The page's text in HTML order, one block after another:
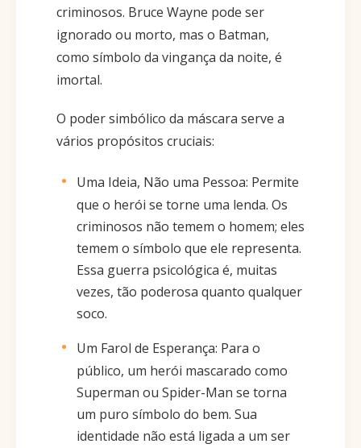
criminosos. Bruce Wayne pode ser
ignorado ou morto, mas o Batman,
como símbolo da vingança da noite, é
imortal.
O poder simbólico da máscara serve a
vários propósitos cruciais:
Uma Ideia, Não uma Pessoa: Permite
que o herói se torne uma lenda. Os
criminosos não temem o homem; eles
temem o símbolo que ele representa.
Essa guerra psicológica é, muitas
vezes, tão poderosa quanto qualquer
soco.
Um Farol de Esperança: Para o
público, um herói mascarado como
Superman ou Spider-Man se torna
um puro símbolo do bem. Sua
identidade não está ligada a um ser